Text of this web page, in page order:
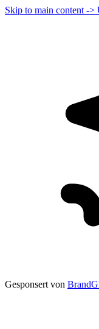
Skip to main content ->
Gesponsert von